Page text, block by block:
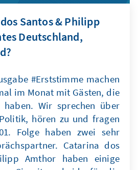
Santos & Philipp
Deutschland,
#Erststimme machen
im Monat mit Gästen, die
haben. Wir sprechen über
hören zu und fragen
Folge haben zwei sehr
Catarina dos
Amthor haben einige